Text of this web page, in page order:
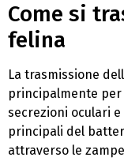
Come si
felina
La trasmissione
principalmente
secrezioni oculari
principali del
attraverso le